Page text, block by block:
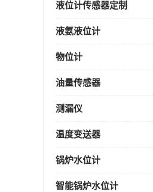
液位计传感器定制
液氨液位计
物位计
油量传感器
测漏仪
温度变送器
锅炉水位计
智能锅炉水位计